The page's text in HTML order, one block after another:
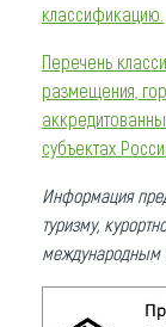
классификацию.
Перечень
размещения,
субъектах
Информация
туризму,
международным